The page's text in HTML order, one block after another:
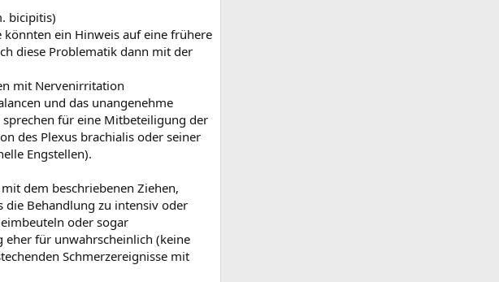
bicipitis)
ein Hinweis auf eine frühere
diese Problematik dann mit der
mit Nervenirritation
und das unangenehme
für eine Mitbeteiligung der
des Plexus brachialis oder seiner
Engstellen).
dem beschriebenen Ziehen,
die Behandlung zu intensiv oder
oder sogar
eher für unwahrscheinlich (keine
Schmerzereignisse mit